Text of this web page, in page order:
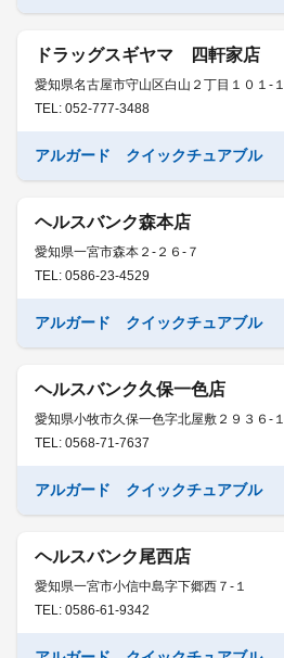
ドラッグスギヤマ 四軒家店
愛知県名古屋市守山区白山２丁目１０１-１
TEL: 052-777-3488
アルガード クイックチュアブル
ヘルスバンク森本店
愛知県一宮市森本２-２６-７
TEL: 0586-23-4529
アルガード クイックチュアブル
ヘルスバンク久保一色店
愛知県小牧市久保一色字北屋敷２９３６-１
TEL: 0568-71-7637
アルガード クイックチュアブル
ヘルスバンク尾西店
愛知県一宮市小信中島字下郷西７-１
TEL: 0586-61-9342